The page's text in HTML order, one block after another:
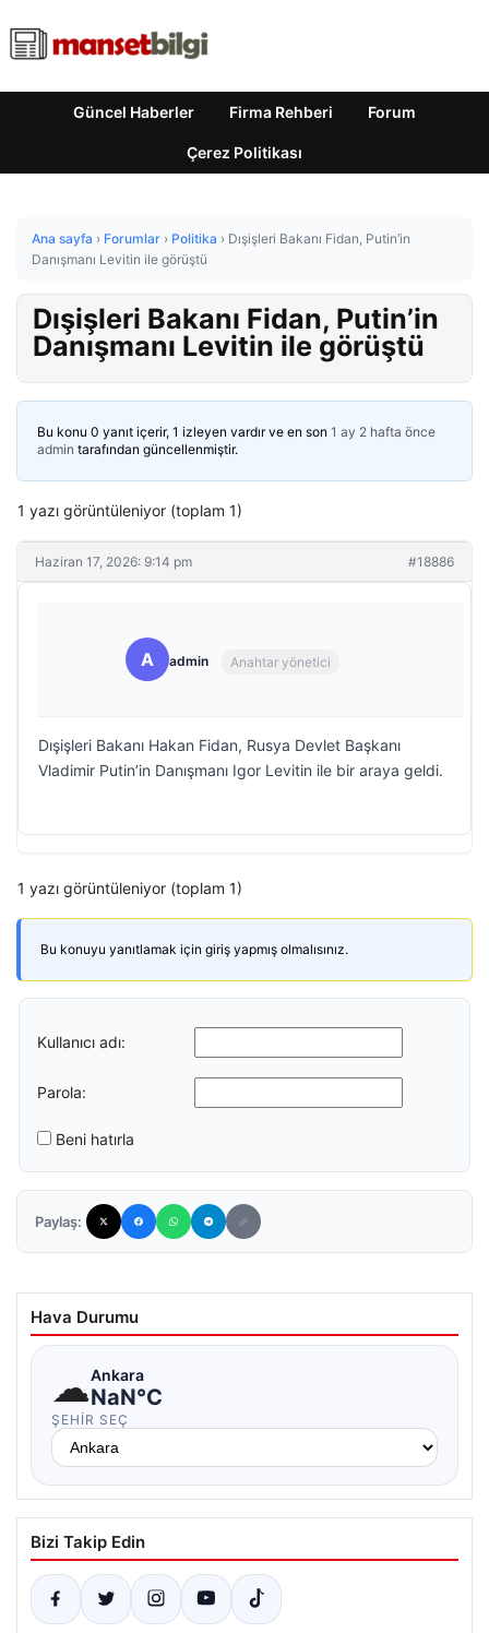
Güncel Haberler Firma Rehberi Forum
Çerez Politikası
Ana sayfa › Forumlar › Politika › Dışişleri Bakanı Fidan, Putin’in
Danışmanı Levitin ile görüştü
Dışişleri Bakanı Fidan, Putin’in
Danışmanı Levitin ile görüştü
Bu konu 0 yanıt içerir, 1 izleyen vardır ve en son 1 ay 2 hafta önce
admin tarafından güncellenmiştir.
1 yazı görüntüleniyor (toplam 1)
Haziran 17, 2026: 9:14 pm #18886
A admin Anahtar yönetici
Dışişleri Bakanı Hakan Fidan, Rusya Devlet Başkanı
Vladimir Putin’in Danışmanı Igor Levitin ile bir araya geldi.
1 yazı görüntüleniyor (toplam 1)
Bu konuyu yanıtlamak için giriş yapmış olmalısınız.
Kullanıcı adı:
Parola:
Beni hatırla
Paylaş:
Hava Durumu
☁Ankara
NaN°C
ŞEHIR SEÇ
Bizi Takip Edin